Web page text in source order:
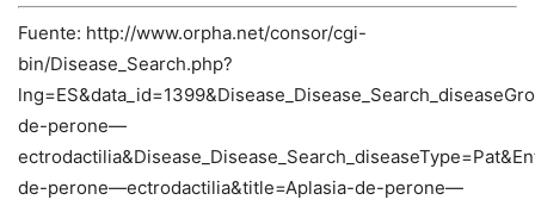
Fuente: http://www.orpha.net/consor/cgi-
bin/Disease_Search.php?
de-perone—
de-perone—ectrodactilia&title=Aplasia-de-perone—